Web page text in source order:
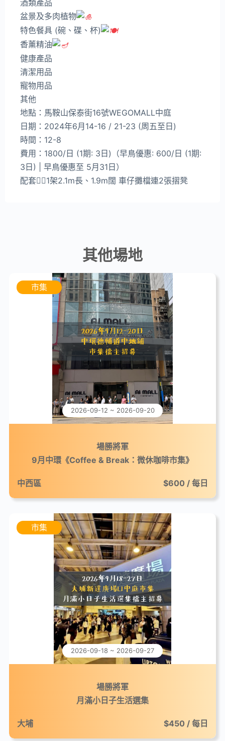
酒類產品
盆景及多肉植物
特色餐具 (碗、碟、杯)
香薰精油
健康產品
清潔用品
寵物用品
其他
地點：馬鞍山保泰街16號WEGOMALL中庭
日期：2024年6月14-16 / 21-23 (周五至日)
時間：12-8
費用：1800/日 (1期: 3日)（早鳥優惠: 600/日 (1期:
3日) | 早鳥優惠至 5月31日）
配套：️⃣1架2.1m長、1.9m闊 車仔攤檔連2張摺凳
其他場地
市集
2026-09-12 ~ 2026-09-20
場勝將軍
9月中環《Coffee & Break：微休咖啡市集》
中西區 $600 / 每日
市集
2026-09-18 ~ 2026-09-27
場勝將軍
月滿小日子生活選集
大埔 $450 / 每日